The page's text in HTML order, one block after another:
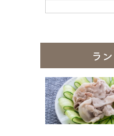
ロース
ハム
ギフト一覧
索:
ラ